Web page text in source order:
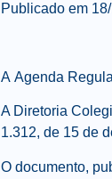
Publicado em
A Agenda
A Diretoria
1.312, de 15 de
O documento,